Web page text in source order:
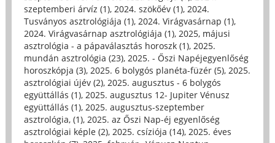
szeptemberi árvíz (1), 2024. szökőév (1), 2024.
Tusványos asztrológiája (1), 2024. Virágvasárnap (1),
2024. Virágvasárnap asztrológiája (1), 2025, májusi
asztrológia - a pápaválasztás horoszk (1), 2025.
mundán asztrológia (23), 2025. - Őszi Napéjegyenlőség
horoszkópja (3), 2025. 6 bolygós planéta-füzér (5), 2025.
asztrológiai újév (2), 2025. augusztus - 6 bolygós
együttállás (1), 2025. augusztus 12- Jupiter Vénusz
együttállás (1), 2025. augusztus-szeptember
asztrológia, (1), 2025. az Őszi Nap-éj egyenlőség
asztrológiai képle (2), 2025. csíziója (14), 2025. éves